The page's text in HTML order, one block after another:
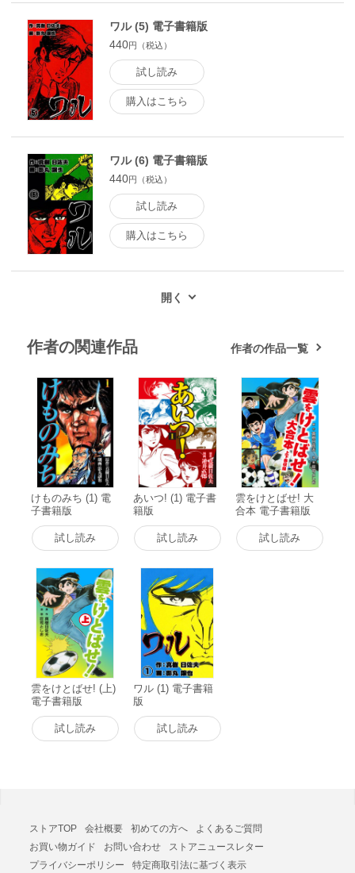
ワル (5) 電子書籍版
440円（税込）
試し読み
購入はこちら
ワル (6) 電子書籍版
440円（税込）
試し読み
購入はこちら
作者の関連作品 作者の作品一覧
けものみち (1) 電
子書籍版
試し読み
あいつ! (1) 電子書
籍版
試し読み
雲をけとばせ! 大
合本 電子書籍版
試し読み
雲をけとばせ! (上)
電子書籍版
試し読み
ワル (1) 電子書籍
版
試し読み
ストアTOP 会社概要 初めての方へ
よくあるご質問
お買い物ガイド
お問い合わせ
ストアニュースレター
プライバシーポリシー
特定商取引法に基づく表示